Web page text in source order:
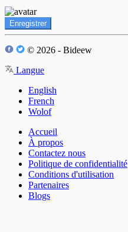
Enregistrer
© 2026 - Bideew
Langue
English
French
Wolof
Accueil
À propos
Contactez nous
Politique de confidentialité
Conditions d'utilisation
Partenaires
Blogs